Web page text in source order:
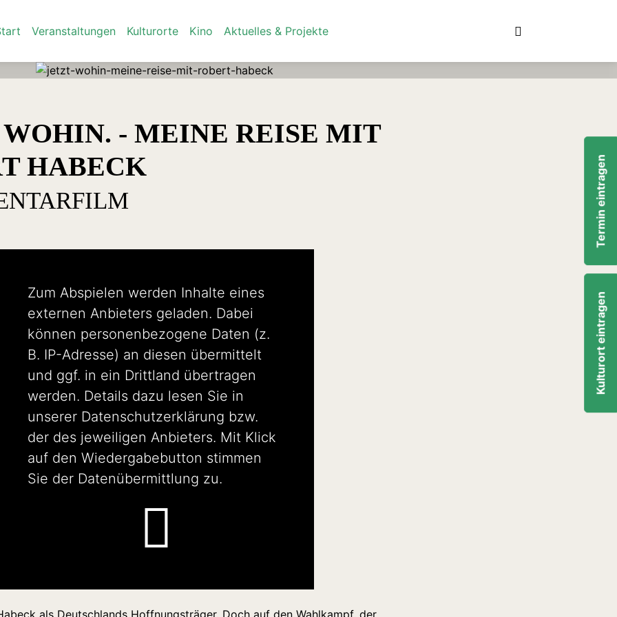
Veranstaltungen Kulturorte Kino Aktuelles & Projekte Detailsuche
Kulturort eintragen
Termin eintragen
- MEINE REISE MIT
HABECK
Zum Abspielen werden Inhalte eines
externen Anbieters geladen. Dabei
können personenbezogene Daten (z.
B. IP-Adresse) an diesen übermittelt
und ggf. in ein Drittland übertragen
werden. Details dazu lesen Sie in
unserer Datenschutzerklärung bzw.
der des jeweiligen Anbieters. Mit Klick
auf den Wiedergabebutton stimmen
Sie der Datenübermittlung zu.
als Deutschlands Hoffnungsträger. Doch auf den Wahlkampf, der